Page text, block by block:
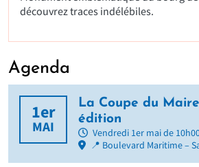
découvrez traces indélébiles.
Agenda
1er
MAI
La Coupe du
édition
Vendredi 1er mai de
📍 Boulevard Maritime –